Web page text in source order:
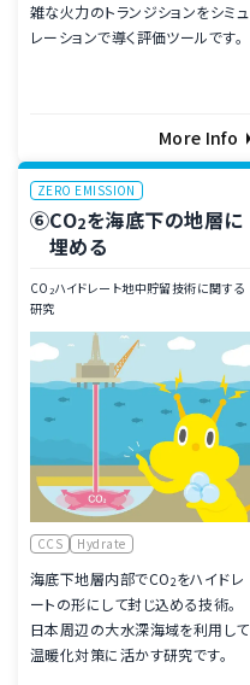
雑な火力のトランジションをシミュ
レーションで導く評価ツールです。
More Info
ZERO EMISSION
⑥CO2を海底下の地層に
埋める
CO2ハイドレート地中貯留技術に関する
研究
CCS Hydrate
海底下地層内部でCO2をハイドレ
ートの形にして封じ込める技術。
日本周辺の​大水深海域を​利用して​
温暖化対策に​活かす研究です。